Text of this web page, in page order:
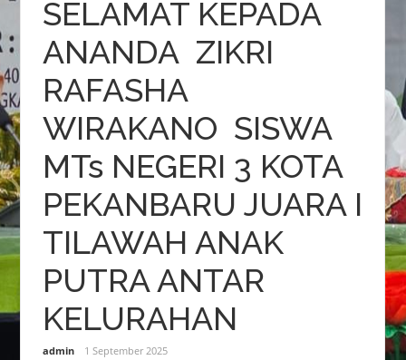
SELAMAT KEPADA
ANANDA ZIKRI
RAFASHA
WIRAKANO SISWA
MTs NEGERI 3 KOTA
PEKANBARU JUARA I
TILAWAH ANAK
PUTRA ANTAR
KELURAHAN
admin 1 September 2025